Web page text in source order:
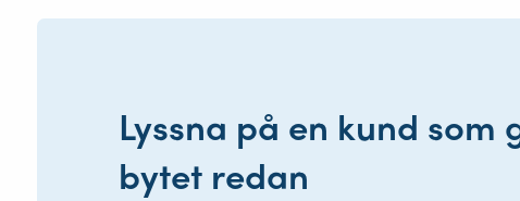
Lyssna på en kund som
bytet redan